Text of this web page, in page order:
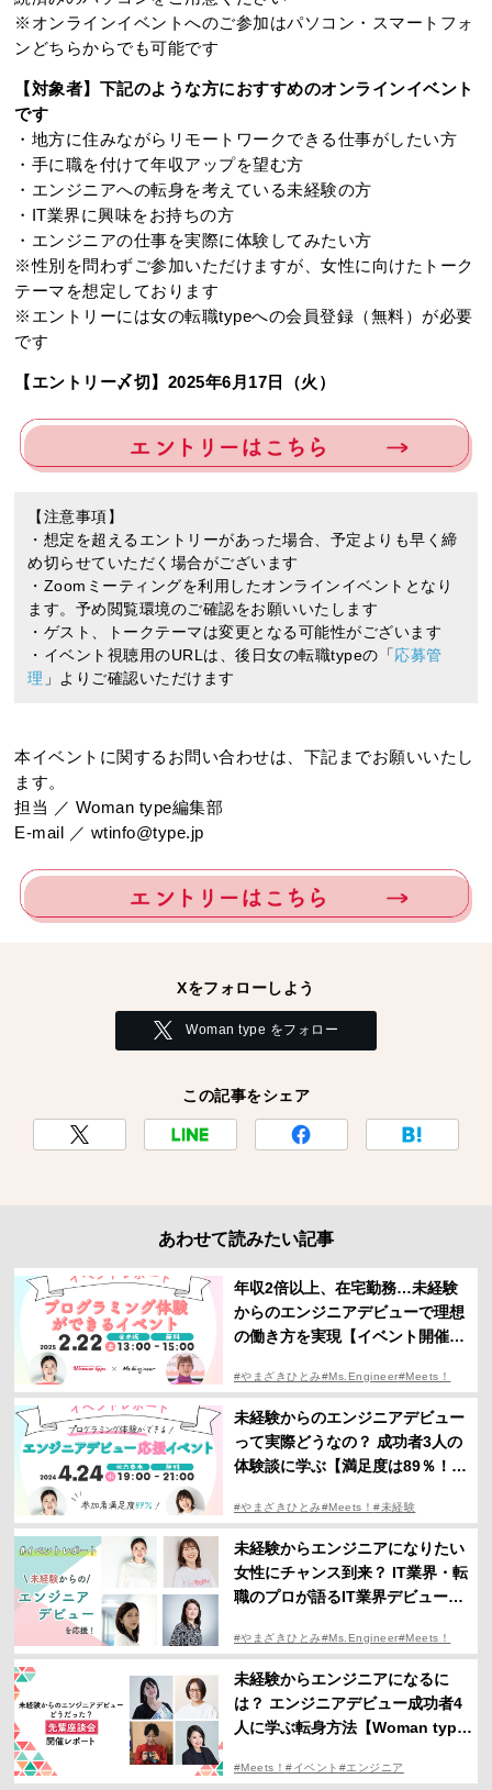
※オンラインイベントへのご参加はパソコン・スマートフォ
ンどちらからでも可能です
【対象者】下記のような方におすすめのオンラインイベント
です
・地方に住みながらリモートワークできる仕事がしたい方
・手に職を付けて年収アップを望む方
・エンジニアへの転身を考えている未経験の方
・IT業界に興味をお持ちの方
・エンジニアの仕事を実際に体験してみたい方
※性別を問わずご参加いただけますが、女性に向けたトーク
テーマを想定しております
※エントリーには女の転職typeへの会員登録（無料）が必要
です
【エントリー〆切】2025年6月17日（火）
【注意事項】
・想定を超えるエントリーがあった場合、予定よりも早く締
め切らせていただく場合がございます
・Zoomミーティングを利用したオンラインイベントとなり
ます。予め閲覧環境のご確認をお願いいたします
・ゲスト、トークテーマは変更となる可能性がございます
・イベント視聴用のURLは、後日女の転職typeの「応募管
理 」よりご確認いただけます
本イベントに関するお問い合わせは、下記までお願いいたし
ます。
担当 ／ Woman type編集部
E-mail ／ wtinfo@type.jp
Xをフォローしよう
Woman type をフォロー
この記事をシェア
あわせて読みたい記事
年収2倍以上、在宅勤務…未経験
からのエンジニアデビューで理想
の働き方を実現【イベント開催レ
#やまざきひとみ#Ms.Engineer#Meets！
#イベント#エンジニア
未経験からのエンジニアデビュー
って実際どうなの？ 成功者3人の
体験談に学ぶ【満足度は89％！W
トレポート】
#やまざきひとみ#Meets！#未経験
#イベント#エンジニア
未経験からエンジニアになりたい
女性にチャンス到来？ IT業界・転
職のプロが語るIT業界デビューの
Ms.Engineer×女の転職type
#やまざきひとみ#Ms.Engineer#Meets！
#イベント#エンジニア
未経験からエンジニアになるに
は？ エンジニアデビュー成功者4
人に学ぶ転身方法【Woman type
#Meets！#イベント #エンジニア